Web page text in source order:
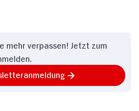
mehr verpassen! Jetzt zum